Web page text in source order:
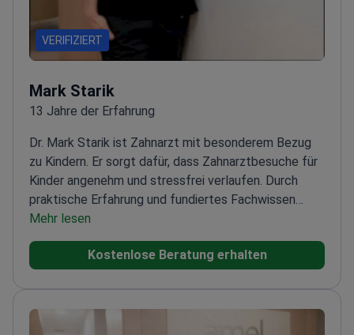
VERIFIZIERT
Mark Starik
13 Jahre der Erfahrung
Dr. Mark Starik ist Zahnarzt mit besonderem Bezug
zu Kindern. Er sorgt dafür, dass Zahnarztbesuche für
Kinder angenehm und stressfrei verlaufen. Durch
praktische Erfahrung und fundiertes Fachwissen
bietet er hochwertige Betreuung.
verantwortungsbewusst und sorgfältig. Er engagiert
sich für kontinuierliche Weiterbildung und stellt die
hoher Patientenzufriedenheit und positiven
Behandlungsergebnissen.
Mehr lesen
Kostenlose Beratung erhalten